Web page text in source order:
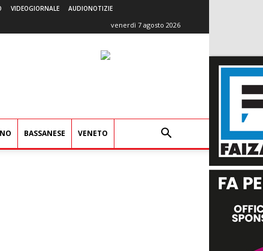
VIDEOGIORNALE AUDIONOTIZIE
venerdì 7 agosto 2026
BASSANESE VENETO